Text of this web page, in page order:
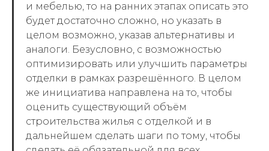
и мебелью, то на ранних этапах описать это
будет достаточно сложно, но указать в
целом возможно, указав альтернативы и
аналоги. Безусловно, с возможностью
оптимизировать или улучшить параметры
отделки в рамках разрешённого. В целом
же инициатива направлена на то, чтобы
оценить существующий объём
строительства жилья с отделкой и в
дальнейшем сделать шаги по тому, чтобы